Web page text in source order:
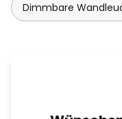
Dimmbare